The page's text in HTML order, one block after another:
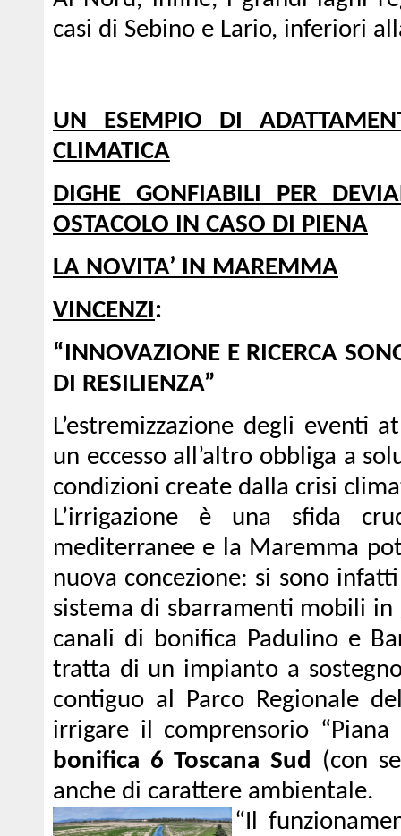
casi di Sebino e Lario, inferiori
UN ESEMPIO DI
CLIMATICA
DIGHE GONFIABILI PER
OSTACOLO IN CASO DI PIENA
LA NOVITA’ IN MAREMMA
VINCENZI:
“INNOVAZIONE E RICERCA
DI RESILIENZA”
L’estremizzazione degli eventi
un eccesso all’altro obbliga a
condizioni create dalla crisi
L’irrigazione è una sfida
mediterranee e la Maremma
nuova concezione: si sono
sistema di sbarramenti mobili
canali di bonifica Padulino e
tratta di un impianto a
contiguo al Parco Regionale
irrigare il comprensorio “Piana
bonifica 6 Toscana Sud (con
anche di carattere ambientale.
“Il